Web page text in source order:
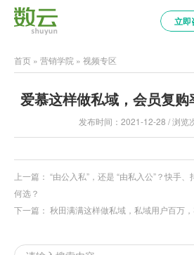
立即
首页 » 营销学院 » 视频专区
爱慕这样做私域，会员复购
发布时间：2021-12-28 / 浏览
上一篇： “由公入私”，还是 “由私入公”？快手
何选？
下一篇： 秋田满满这样做私域，私域用户百万